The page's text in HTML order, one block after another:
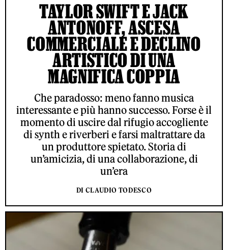
TAYLOR SWIFT E JACK
ANTONOFF, ASCESA
COMMERCIALE E DECLINO
ARTISTICO DI UNA
MAGNIFICA COPPIA
Che paradosso: meno fanno musica
interessante e più hanno successo. Forse è il
momento di uscire dal rifugio accogliente
di synth e riverberi e farsi maltrattare da
un produttore spietato. Storia di
un’amicizia, di una collaborazione, di
un’era
DI CLAUDIO TODESCO